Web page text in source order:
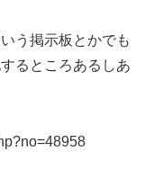
う掲示板とかでも
るところあるしあ